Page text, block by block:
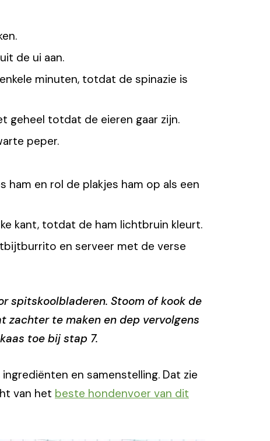
de ui aan.
minuten, totdat de spinazie is
geheel totdat de eieren gaar zijn.
peper.
en rol de plakjes ham op als een
kant, totdat de ham lichtbruin kleurt.
en serveer met de verse
spitskoolbladeren. Stoom of kook de
zachter te maken en dep vervolgens
toe bij stap 7.
en samenstelling. Dat zie
van het beste hondenvoer van dit